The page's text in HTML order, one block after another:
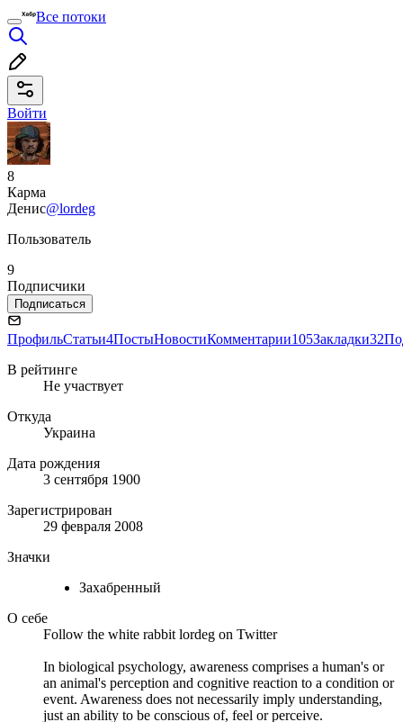
Все потоки
Войти
8
Карма
Денис@lordeg
Пользователь
9
Подписчики
Подписаться
ПрофильСтатьи4ПостыНовостиКомментарии105Закладки32
В рейтинге
Не участвует
Откуда
Украина
Дата рождения
3 сентября 1900
Зарегистрирован
29 февраля 2008
Значки
Захабренный
О себе
Follow the white rabbit lordeg on Twitter
In biological psychology, awareness comprises a human's or
an animal's perception and cognitive reaction to a condition or
event. Awareness does not necessarily imply understanding,
just an ability to be conscious of, feel or perceive.